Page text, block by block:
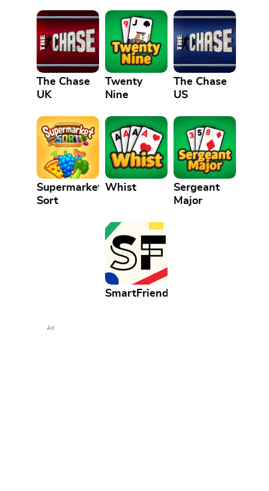
The Chase
UK
Twenty
Nine
The Chase
US
Supermarket
Sort
Whist
Sergeant
Major
SmartFriends
Ad